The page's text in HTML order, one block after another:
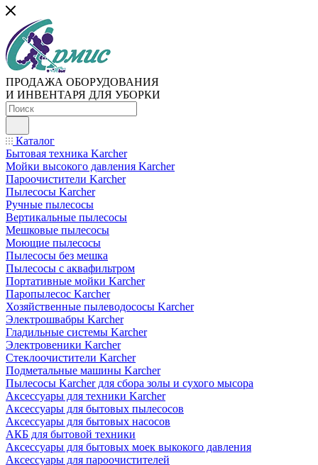
ПРОДАЖА ОБОРУДОВАНИЯ
И ИНВЕНТАРЯ ДЛЯ УБОРКИ
Каталог
Бытовая техника Karcher
Мойки высокого давления Karcher
Пароочистители Karcher
Пылесосы Karcher
Ручные пылесосы
Вертикальные пылесосы
Мешковые пылесосы
Моющие пылесосы
Пылесосы без мешка
Пылесосы с аквафильтром
Портативные мойки Karcher
Паропылесос Karcher
Хозяйственные пылеводососы Karcher
Электрошвабры Karcher
Гладильные системы Karcher
Электровеники Karcher
Стеклоочистители Karcher
Подметальные машины Karcher
Пылесосы Karcher для сбора золы и сухого мысора
Аксессуары для техники Karcher
Аксессуары для бытовых пылесосов
Аксессуары для бытовых насосов
АКБ для бытовой техники
Аксессуары для бытовых моек выкокого давления
Аксессуары для пароочистителей